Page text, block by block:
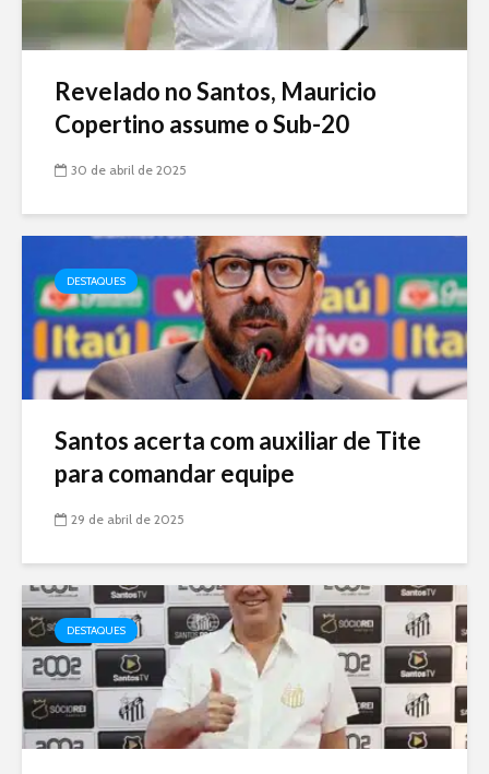
Revelado no Santos, Mauricio
Copertino assume o Sub-20
30 de abril de 2025
DESTAQUES
Santos acerta com auxiliar de Tite
para comandar equipe
29 de abril de 2025
DESTAQUES